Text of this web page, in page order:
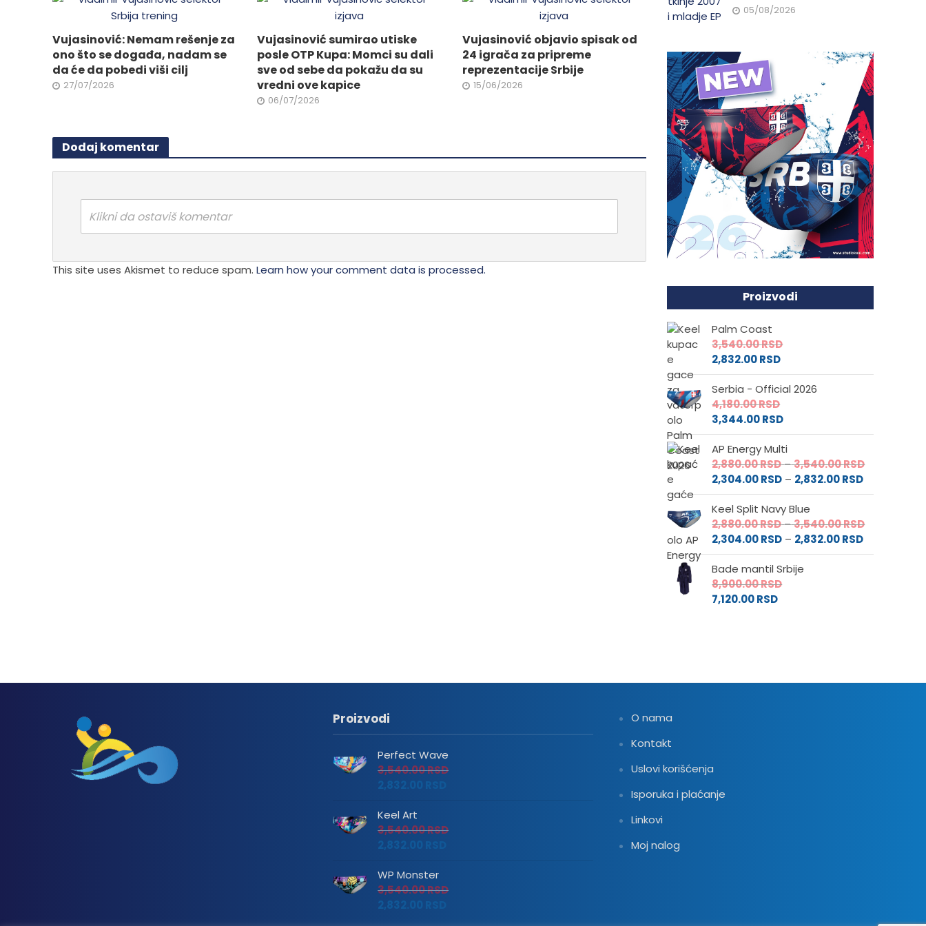
Vujasinović: Nemam rešenje za
ono što se događa, nadam se
da će da pobedi viši cilj
27/07/2026
Vujasinović sumirao utiske
posle OTP Kupa: Momci su dali
sve od sebe da pokažu da su
vredni ove kapice
06/07/2026
Vujasinović objavio spisak od
24 igrača za pripreme
reprezentacije Srbije
15/06/2026
Dodaj komentar
Klikni da ostaviš komentar
This site uses Akismet to reduce spam. Learn how your comment data is processed.
05/08/2026
Proizvodi
Palm Coast
3,540.00RSD
2,832.00RSD
Serbia - Official 2026
4,180.00RSD
3,344.00RSD
AP Energy Multi
2,880.00RSD–3,540.00RSDRaspon
od
do
2,304.00RSD – 2,832.00RSDRaspon
cena:
2,304.00 RSD
do
2,832.00 RSD
Keel Split Navy Blue
2,880.00RSD–3,540.00RSDRaspon
od
2,304.00RSD – 2,832.00RSDRaspon
cena:
Bade mantil Srbije
8,900.00RSD
7,120.00RSD
Proizvodi
Perfect Wave
3,540.00RSD
2,832.00
Keel Art
3,540.00RSD
2,832.00
WP Monster
3,540.00RSD
2,832.00
O nama
Kontakt
Uslovi korišćenja
Isporuka i plaćanje
Linkovi
Moj nalog